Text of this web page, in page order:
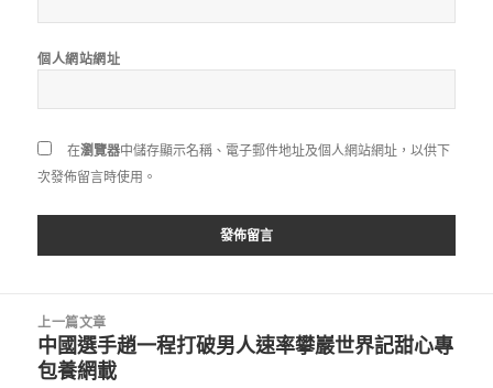
個人網站網址
在瀏覽器中儲存顯示名稱、電子郵件地址及個人網站網址，以供下
次發佈留言時使用。
上一篇文章
上
一
中國選手趙一程打破男人速率攀巖世界記甜心專
包養網載